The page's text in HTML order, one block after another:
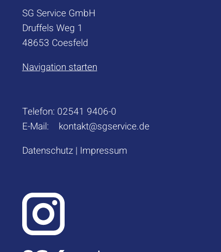
SG Service GmbH
Druffels Weg 1
48653 Coesfeld
Navigation starten
Telefon: 02541 9406-0
E-Mail: kontakt@sgservice.de
Datenschutz| Impressum